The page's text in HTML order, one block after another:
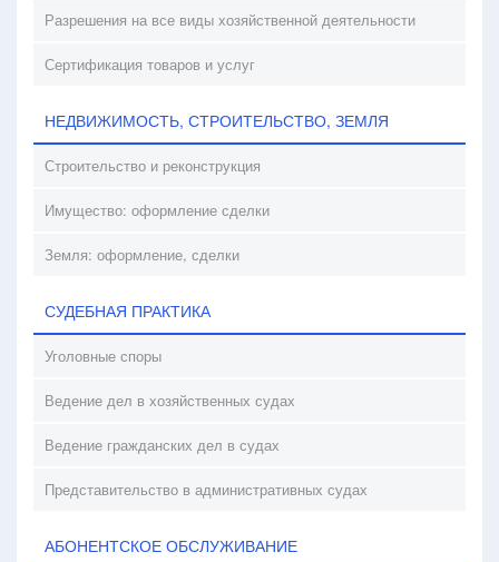
Разрешения на все виды хозяйственной деятельности
Сертификация товаров и услуг
НЕДВИЖИМОСТЬ, СТРОИТЕЛЬСТВО, ЗЕМЛЯ
Строительство и реконструкция
Имущество: оформление сделки
Земля: оформление, сделки
СУДЕБНАЯ ПРАКТИКА
Уголовные споры
Ведение дел в хозяйственных судах
Ведение гражданских дел в судах
Представительство в административных судах
АБОНЕНТСКОЕ ОБСЛУЖИВАНИЕ